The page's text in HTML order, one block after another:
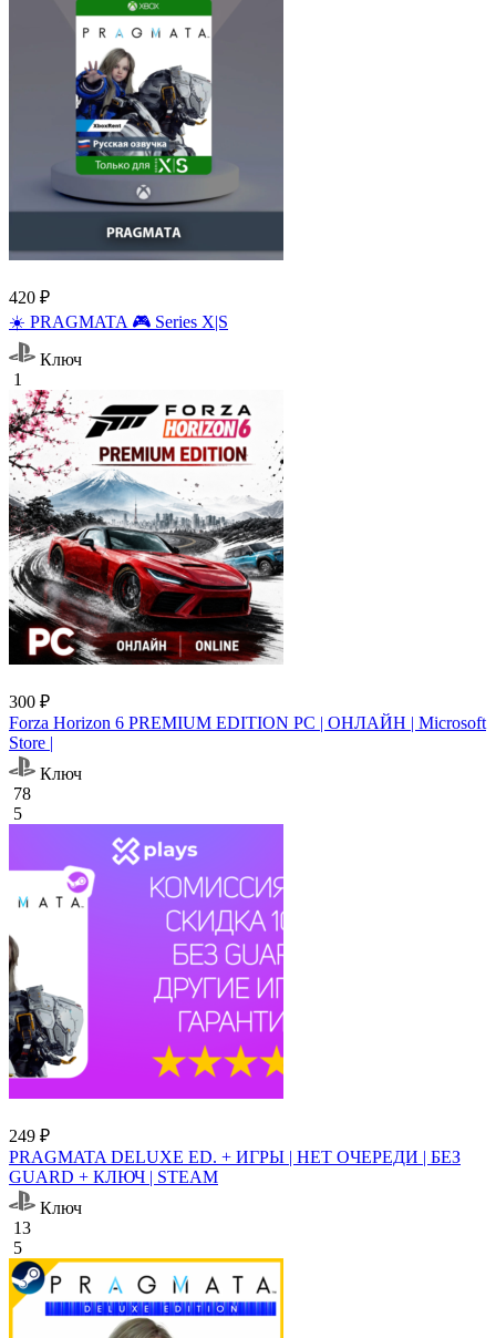
420 ₽
☀️ PRAGMATA 🎮 Series X|S
Ключ
1
300 ₽
Forza Horizon 6 PREMIUM EDITION PC | ОНЛАЙН | Microsoft
Store |
Ключ
78
5
249 ₽
PRAGMATA DELUXE ED. + ИГРЫ | НЕТ ОЧЕРЕДИ | БЕЗ
GUARD + КЛЮЧ | STEAM
Ключ
13
5